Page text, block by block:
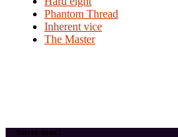
Phantom Thread
Inherent vice
The Master
Suivez-nous !